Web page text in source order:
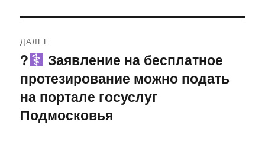
ДАЛЕЕ
Следующая
запись:
?‍
Заявление на бесплатное
протезирование можно подать
на портале госуслуг
Подмосковья